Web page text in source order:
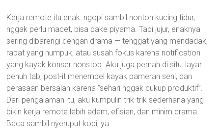
Kerja remote itu enak: ngopi sambil nonton kucing tidur,
nggak perlu macet, bisa pake piyama. Tapi jujur, enaknya
sering dibarengi dengan drama — tenggat yang mendadak,
rapat yang numpuk, atau susah fokus karena notification
yang kayak konser nonstop. Aku juga pernah di situ: layar
penuh tab, post-it menempel kayak pameran seni, dan
perasaan bersalah karena “sehari nggak cukup produktif”.
Dari pengalaman itu, aku kumpulin trik-trik sederhana yang
bikin kerja remote lebih adem, efisien, dan minim drama.
Baca sambil nyeruput kopi, ya.